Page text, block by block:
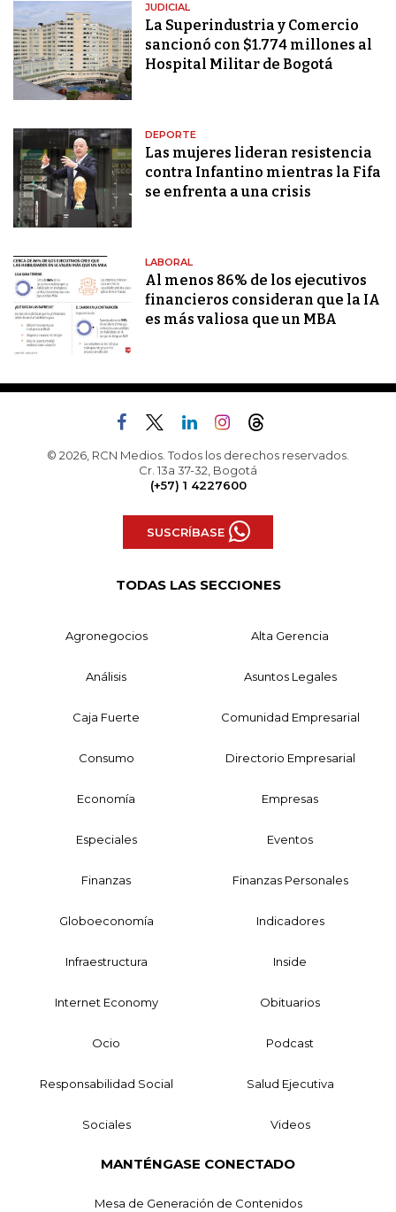
JUDICIAL
La Superindustria y Comercio
sancionó con $1.774 millones al
Hospital Militar de Bogotá
DEPORTE
Las mujeres lideran resistencia
contra Infantino mientras la Fifa
se enfrenta a una crisis
LABORAL
Al menos 86% de los ejecutivos
financieros consideran que la IA
es más valiosa que un MBA
© 2026, RCN Medios. Todos los derechos reservados.
Cr. 13a 37-32, Bogotá
(+57) 1 4227600
SUSCRÍBASE
TODAS LAS SECCIONES
Agronegocios Alta Gerencia
Análisis Asuntos Legales
Caja Fuerte Comunidad Empresarial
Consumo Directorio Empresarial
Economía Empresas
Especiales Eventos
Finanzas Finanzas Personales
Globoeconomía Indicadores
Infraestructura Inside
Internet Economy Obituarios
Ocio Podcast
Responsabilidad Social Salud Ejecutiva
Sociales Videos
MANTÉNGASE CONECTADO
Mesa de Generación de Contenidos